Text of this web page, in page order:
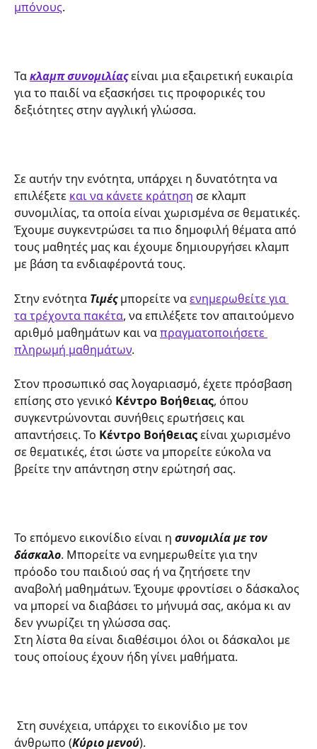
μπόνους.
Τα κλαμπ συνομιλίας είναι μια εξαιρετική ευκαιρία
για το παιδί να εξασκήσει τις προφορικές του
δεξιότητες στην αγγλική γλώσσα.
Σε αυτήν την ενότητα, υπάρχει η δυνατότητα να
επιλέξετε και να κάνετε κράτηση σε κλαμπ
συνομιλίας, τα οποία είναι χωρισμένα σε θεματικές.
Έχουμε συγκεντρώσει τα πιο δημοφιλή θέματα από
τους μαθητές μας και έχουμε δημιουργήσει κλαμπ
με βάση τα ενδιαφέροντά τους.
Στην ενότητα Τιμές μπορείτε να ενημερωθείτε για
τα τρέχοντα πακέτα, να επιλέξετε τον απαιτούμενο
αριθμό μαθημάτων και να πραγματοποιήσετε
πληρωμή μαθημάτων.
Στον προσωπικό σας λογαριασμό, έχετε πρόσβαση
επίσης στο γενικό Κέντρο Βοήθειας, όπου
συγκεντρώνονται συνήθεις ερωτήσεις και
απαντήσεις. Το Κέντρο Βοήθειας είναι χωρισμένο
σε θεματικές, έτσι ώστε να μπορείτε εύκολα να
βρείτε την απάντηση στην ερώτησή σας.
Το επόμενο εικονίδιο είναι η συνομιλία με τον
δάσκαλο. Μπορείτε να ενημερωθείτε για την
πρόοδο του παιδιού σας ή να ζητήσετε την
αναβολή μαθημάτων. Έχουμε φροντίσει ο δάσκαλος
να μπορεί να διαβάσει το μήνυμά σας, ακόμα κι αν
δεν γνωρίζει τη γλώσσα σας.
Στη λίστα θα είναι διαθέσιμοι όλοι οι δάσκαλοι με
τους οποίους έχουν ήδη γίνει μαθήματα.
άνθρωπο (Κύριο μενού).